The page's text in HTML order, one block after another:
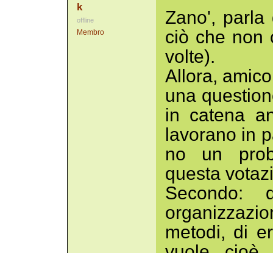
k
offline
Membro
Zano',
ciò che non
volte).
Allora,
una
in catena
lavorano in
no un
questa
metodi, di